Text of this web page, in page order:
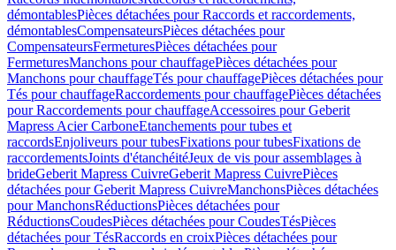
démontablesPièces détachées pour Raccords et raccordements,
démontablesCompensateursPièces détachées pour
CompensateursFermeturesPièces détachées pour
FermeturesManchons pour chauffagePièces détachées pour
Manchons pour chauffageTés pour chauffagePièces détachées pour
Tés pour chauffageRaccordements pour chauffagePièces détachées
pour Raccordements pour chauffageAccessoires pour Geberit
Mapress Acier CarboneEtanchements pour tubes et
raccordsEnjoliveurs pour tubesFixations pour tubesFixations de
raccordementsJoints d'étanchéitéJeux de vis pour assemblages à
brideGeberit Mapress CuivreGeberit Mapress CuivrePièces
détachées pour Geberit Mapress CuivreManchonsPièces détachées
pour ManchonsRéductionsPièces détachées pour
RéductionsCoudesPièces détachées pour CoudesTésPièces
détachées pour TésRaccords en croixPièces détachées pour